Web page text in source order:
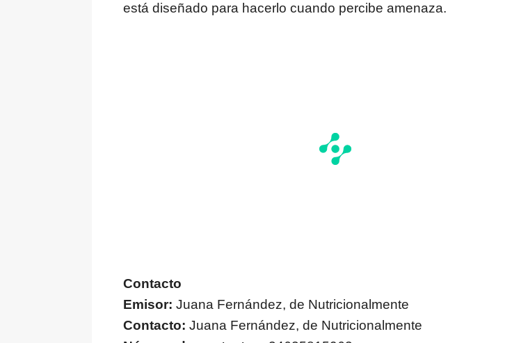
está diseñado para hacerlo cuando percibe amenaza.
Contacto
Emisor: Juana Fernández, de Nutricionalmente
Contacto: Juana Fernández, de Nutricionalmente